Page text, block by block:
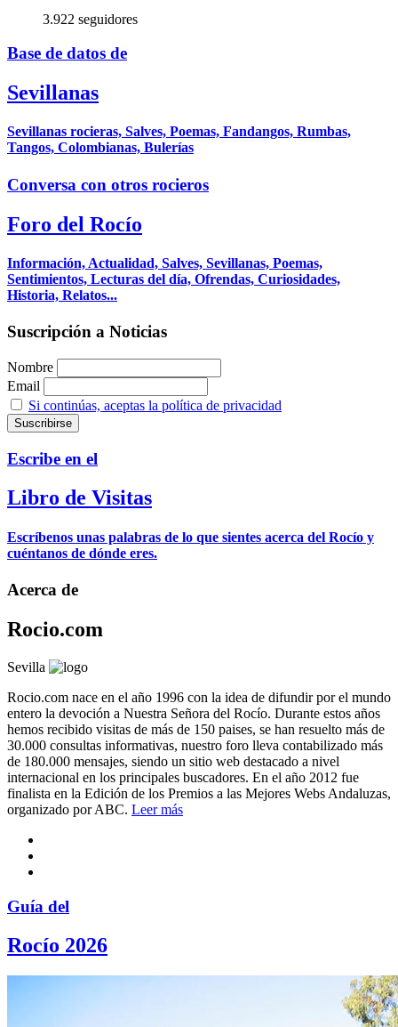
3.922 seguidores
Base de datos de
Sevillanas
Sevillanas rocieras, Salves, Poemas, Fandangos, Rumbas,
Tangos, Colombianas, Bulerías
Conversa con otros rocieros
Foro del Rocío
Información, Actualidad, Salves, Sevillanas, Poemas,
Sentimientos, Lecturas del día, Ofrendas, Curiosidades,
Historia, Relatos...
Suscripción a Noticias
Nombre
Email
Si continúas, aceptas la política de privacidad
Escribe en el
Libro de Visitas
Escríbenos unas palabras de lo que sientes acerca del Rocío y
cuéntanos de dónde eres.
Acerca de
Rocio.com
Sevilla
Rocio.com nace en el año 1996 con la idea de difundir por el mundo
entero la devoción a Nuestra Señora del Rocío. Durante estos años
hemos recibido visitas de más de 150 paises, se han resuelto más de
30.000 consultas informativas, nuestro foro lleva contabilizado más
de 180.000 mensajes, siendo un sitio web destacado a nivel
internacional en los principales buscadores. En el año 2012 fue
finalista en la Edición de los Premios a las Mejores Webs Andaluzas,
organizado por ABC. Leer más
Guía del
Rocío 2026